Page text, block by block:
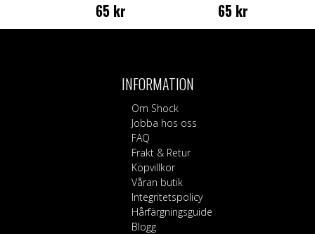
65 kr 65 kr
INFORMATION
Om Shock
Jobba hos oss
FAQ
Frakt & Retur
Köpvillkor
Våran butik
Integritetspolicy
Hårfärgningsguide
Blogg